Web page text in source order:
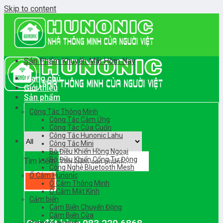
Skip to content
Tìm kiếm:
Sản Phẩm Khuyến Mãi Hôm Nay
Trang chủ
Giới thiệu
Sản phẩm
Công Tắc Thông Minh
Công Tắc Cảm Ứng
Công Tắc Cửa Cuốn
Công Tắc Hunonic Lahu
Công Tắc Mini
Bộ Điều Khiển Hồng Ngoại
Bộ Điều Khiển Cổng Tự Động
Công Nghệ Bluetooth Mesh
Ổ Cắm Hunonic
Ổ Cắm Thông Minh
Ổ Cắm Mặt Kính
Cảm biến
Cảm Biến Chuyển Động
Cảm Biến Cửa